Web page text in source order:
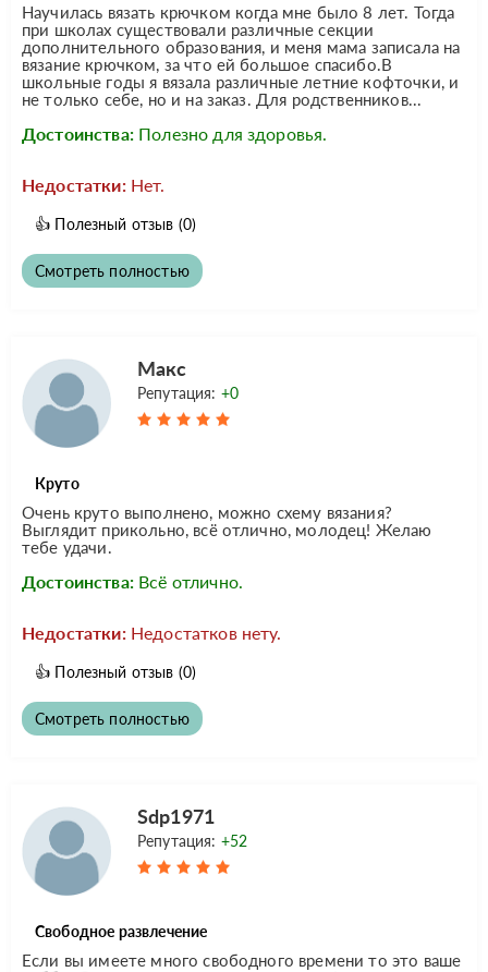
Научилась вязать крючком когда мне было 8 лет. Тогда
при школах существовали различные секции
дополнительного образования, и меня мама записала на
вязание крючком, за что ей большое спасибо.В
школьные годы я вязала различные летние кофточки, и
не только себе, но и на заказ. Для родственников...
Достоинства: Полезно для здоровья.
Недостатки: Нет.
👍 Полезный отзыв (0)
Смотреть полностью
Макс
Репутация: +0
Круто
Очень круто выполнено, можно схему вязания?
Выглядит прикольно, всё отлично, молодец! Желаю
тебе удачи.
Достоинства: Всё отлично.
Недостатки: Недостатков нету.
👍 Полезный отзыв (0)
Смотреть полностью
Sdp1971
Репутация: +52
Свободное развлечение
Если вы имеете много свободного времени то это ваше